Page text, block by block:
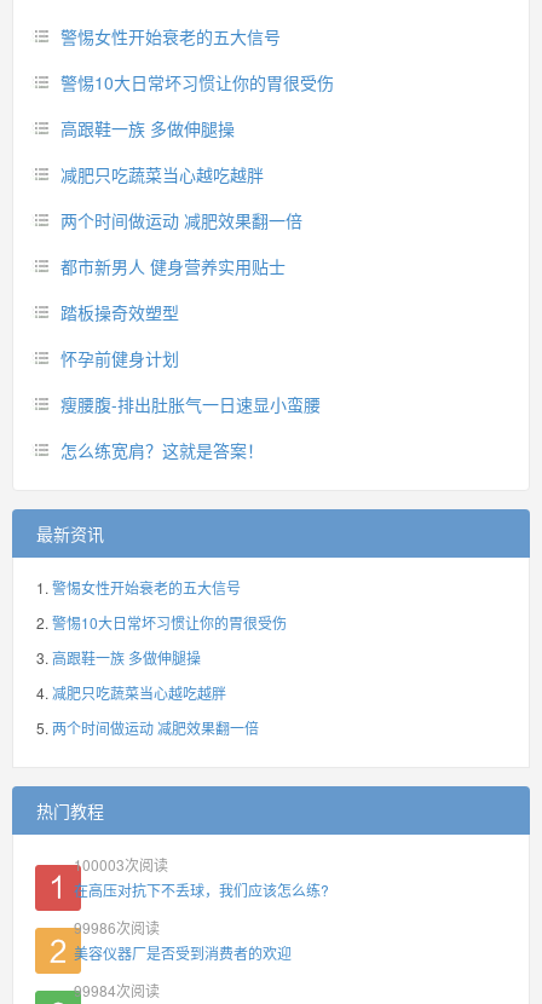
警惕女性开始衰老的五大信号
警惕10大日常坏习惯让你的胃很受伤
高跟鞋一族 多做伸腿操
减肥只吃蔬菜当心越吃越胖
两个时间做运动 减肥效果翻一倍
都市新男人 健身营养实用贴士
踏板操奇效塑型
怀孕前健身计划
瘦腰腹-排出肚胀气一日速显小蛮腰
怎么练宽肩？这就是答案！
最新资讯
警惕女性开始衰老的五大信号
警惕10大日常坏习惯让你的胃很受伤
高跟鞋一族 多做伸腿操
减肥只吃蔬菜当心越吃越胖
两个时间做运动 减肥效果翻一倍
热门教程
100003次阅读
在高压对抗下不丢球，我们应该怎么练?
99986次阅读
美容仪器厂是否受到消费者的欢迎
99984次阅读